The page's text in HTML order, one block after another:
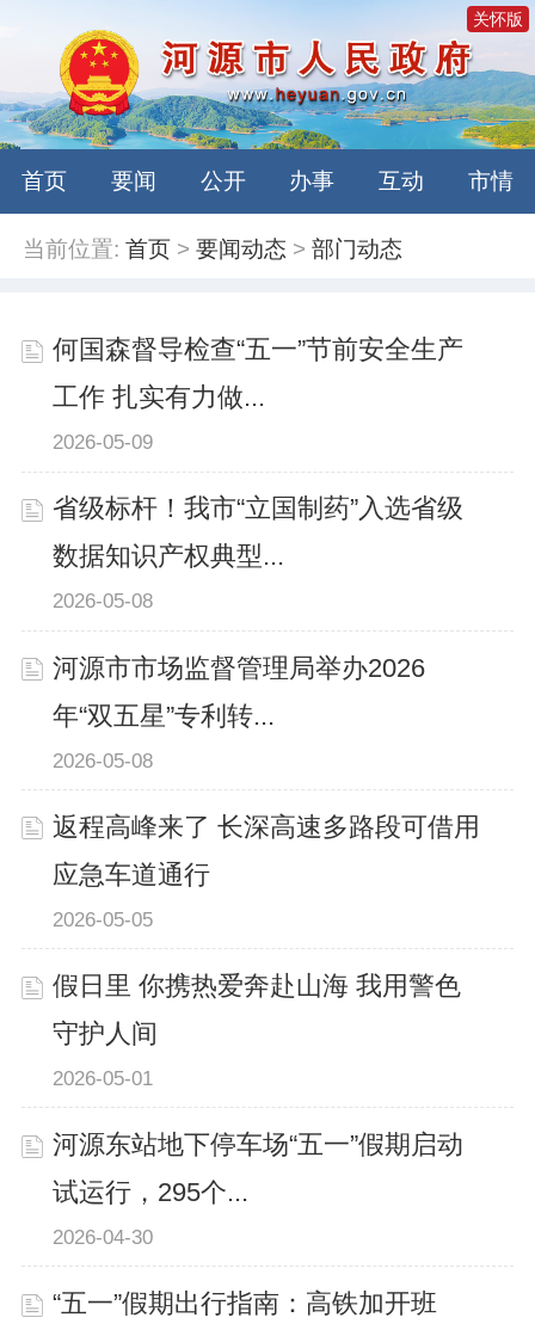
关怀版
首页 要闻 公开 办事 互动 市情
当前位置: 首页 >要闻动态 >部门动态
何国森督导检查“五一”节前安全生产
工作 扎实有力做...
2026-05-09
省级标杆！我市“立国制药”入选省级
数据知识产权典型...
2026-05-08
河源市市场监督管理局举办2026
年“双五星”专利转...
2026-05-08
返程高峰来了 长深高速多路段可借用
应急车道通行
2026-05-05
假日里 你携热爱奔赴山海 我用警色
守护人间
2026-05-01
河源东站地下停车场“五一”假期启动
试运行，295个...
2026-04-30
“五一”假期出行指南：高铁加开班